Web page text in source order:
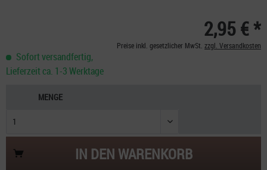
2,95 € *
Preise inkl. gesetzlicher MwSt. zzgl. Versandkosten
Sofort versandfertig,
Lieferzeit ca. 1-3 Werktage
MENGE
IN DENWARENKORB